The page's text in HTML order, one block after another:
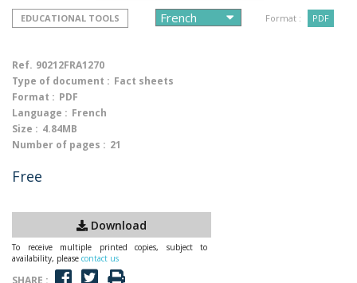
EDUCATIONAL TOOLS Format : PDF
Ref. 90212FRA1270
Type of document : Fact sheets
Format : PDF
Language : French
Size : 4.84MB
Number of pages : 21
Free
Download
To receive multiple printed copies, subject to
availability, please contact us
SHARE :